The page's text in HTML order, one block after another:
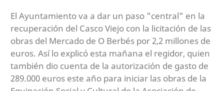
El Ayuntamiento va a dar un paso "central" en la
recuperación del Casco Viejo con la licitación de las
obras del Mercado de O Berbés por 2,2 millones de
euros. Así lo explicó esta mañana el regidor, quien
también dio cuenta de la autorización de gasto de
289.000 euros este año para iniciar las obras de la